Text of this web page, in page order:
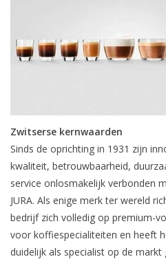
Zwitserse kernwaarden
Sinds de oprichting in 1931 zijn
kwaliteit, betrouwbaarheid,
service onlosmakelijk verbonden
JURA. Als enige merk ter wereld
bedrijf zich volledig op premium-
voor koffiespecialiteiten en heeft
duidelijk als specialist op de markt